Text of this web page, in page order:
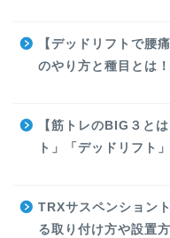
【デッドリフトで腰
のやり方と種目とは！
【筋トレのBIG３と
ト」「デッドリフト
TRXサスペンション
る取り付け方や設置